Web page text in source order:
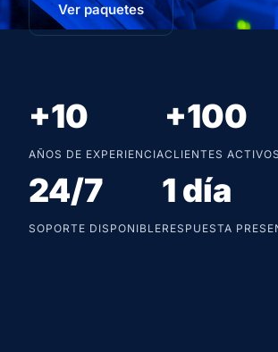
Ver paquetes
+10
AÑOS DE EXPERIENCIA
+100
CLIENTES ACTIVOS
24/7
SOPORTE DISPONIBLE
1 día
RESPUESTA